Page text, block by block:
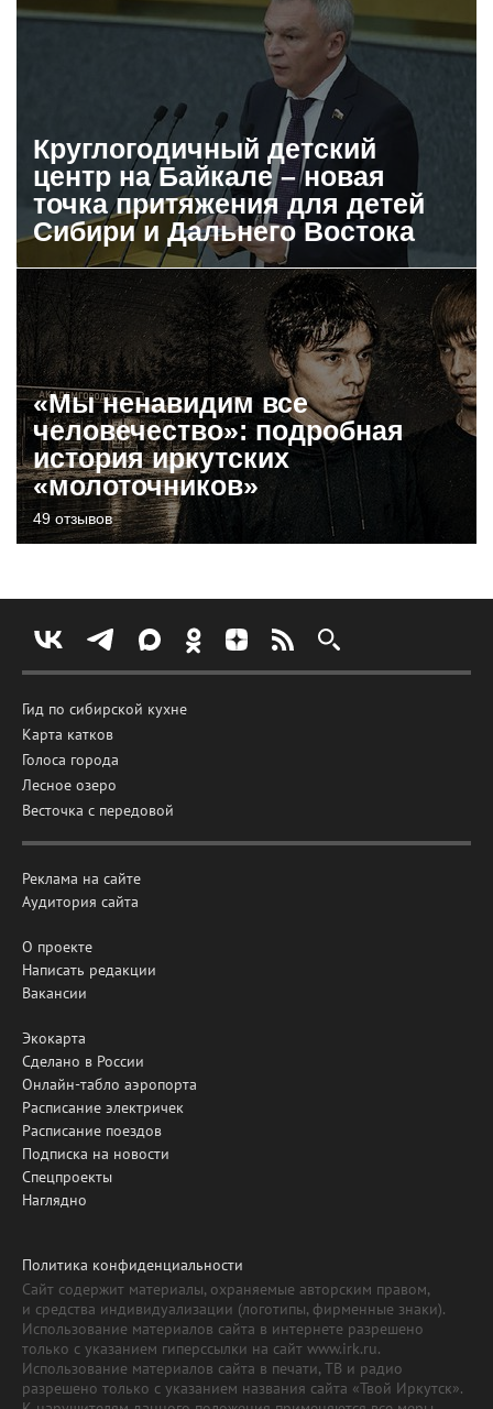
Круглогодичный детский
центр на Байкале – новая
точка притяжения для детей
Сибири и Дальнего Востока
«Мы ненавидим все
человечество»: подробная
история иркутских
«молоточников»
49 отзывов
Гид по сибирской кухне
Карта катков
Голоса города
Лесное озеро
Весточка с передовой
Реклама на сайте
Аудитория сайта
О проекте
Написать редакции
Вакансии
Экокарта
Сделано в России
Онлайн-табло аэропорта
Расписание электричек
Расписание поездов
Подписка на новости
Спецпроекты
Наглядно
Политика конфиденциальности
Сайт содержит материалы, охраняемые авторским правом,
и средства индивидуализации (логотипы, фирменные знаки).
Использование материалов сайта в интернете разрешено
только с указанием гиперссылки на сайт www.irk.ru.
Использование материалов сайта в печати, ТВ и радио
разрешено только с указанием названия сайта «Твой Иркутск».